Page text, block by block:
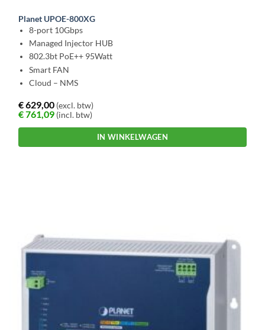
Planet UPOE-800XG
8-port 10Gbps
Managed Injector HUB
802.3bt PoE++ 95Watt
Smart FAN
Cloud – NMS
€629,00 (excl. btw)
€761,09 (incl. btw)
IN WINKELWAGEN